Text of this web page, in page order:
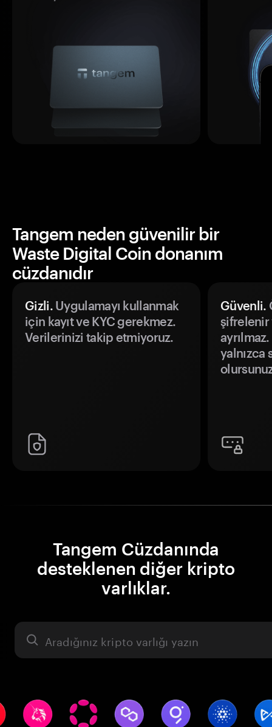
Tangem neden güvenilir bir
Waste Digital Coin donanım
cüzdanıdır
Gizli.Uygulamayı kullanmak
için kayıt ve KYC gerekmez.
Verilerinizi takip etmiyoruz.
Güvenli.
şifrelenir
yalnızca
Tangem Cüzdanında
desteklenen diğer kripto
varlıklar.
Varlık